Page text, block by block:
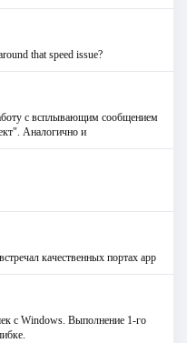
that speed issue?
с всплывающим сообщением
Аналогично и
качественных портах app
с Windows. Выполнение 1-го